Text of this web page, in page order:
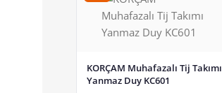
KORÇAM Muhafazalı Tij Takımı
Yanmaz Duy KC601